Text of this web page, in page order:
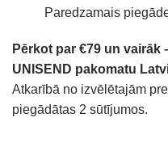
Paredzamais
Pērkot par €79 un vairāk
UNISEND pakomatu
Atkarībā no izvēlētajām
piegādātas 2 sūtījumos.